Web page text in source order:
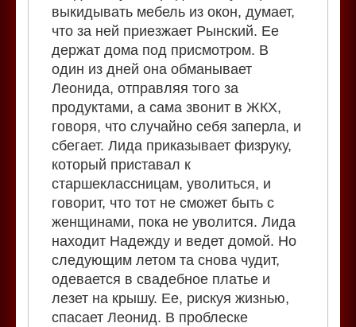
выкидывать мебель из окон, думает,
что за ней приезжает Рынский. Ее
держат дома под присмотром. В
один из дней она обманывает
Леонида, отправляя того за
продуктами, а сама звонит в ЖКХ,
говоря, что случайно себя заперла, и
сбегает. Лида приказывает физруку,
который приставал к
старшеклассницам, уволиться, и
говорит, что тот не сможет быть с
женщинами, пока не уволится. Лида
находит Надежду и ведет домой. Но
следующим летом та снова чудит,
одевается в свадебное платье и
лезет на крышу. Ее, рискуя жизнью,
спасает Леонид. В проблеске